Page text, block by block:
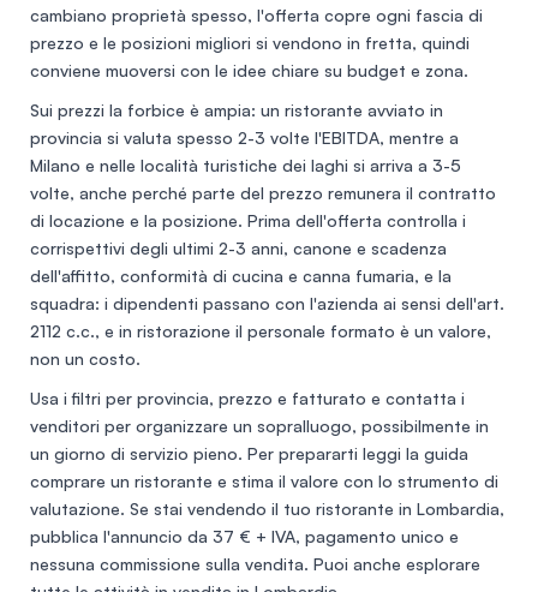
cambiano proprietà spesso, l'offerta copre ogni fascia di
prezzo e le posizioni migliori si vendono in fretta, quindi
conviene muoversi con le idee chiare su budget e zona.
Sui prezzi la forbice è ampia: un ristorante avviato in
provincia si valuta spesso 2-3 volte l'EBITDA, mentre a
Milano e nelle località turistiche dei laghi si arriva a 3-5
volte, anche perché parte del prezzo remunera il contratto
di locazione e la posizione. Prima dell'offerta controlla i
corrispettivi degli ultimi 2-3 anni, canone e scadenza
dell'affitto, conformità di cucina e canna fumaria, e la
squadra: i dipendenti passano con l'azienda ai sensi dell'art.
2112 c.c., e in ristorazione il personale formato è un valore,
non un costo.
Usa i filtri per provincia, prezzo e fatturato e contatta i
venditori per organizzare un sopralluogo, possibilmente in
un giorno di servizio pieno. Per prepararti leggi la guida
comprare un ristorante e stima il valore con lo strumento di
valutazione. Se stai vendendo il tuo ristorante in Lombardia,
pubblica l'annuncio da 37 € + IVA, pagamento unico e
nessuna commissione sulla vendita. Puoi anche esplorare